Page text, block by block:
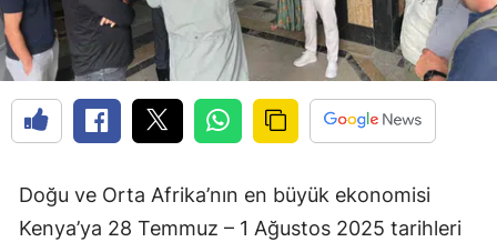
Doğu ve Orta Afrika’nın en büyük ekonomisi
Kenya’ya 28 Temmuz – 1 Ağustos 2025 tarihleri